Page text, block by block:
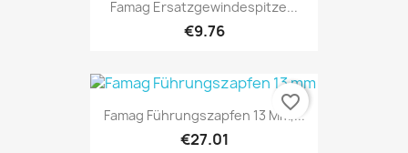
Famag Ersatzgewindespitze...
€9.76
Famag Führungszapfen 13 Mm,...
€27.01
favorite_border